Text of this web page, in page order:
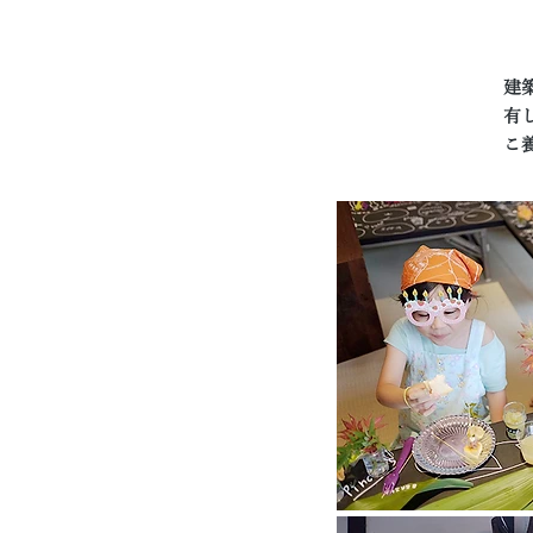
建
有
こ